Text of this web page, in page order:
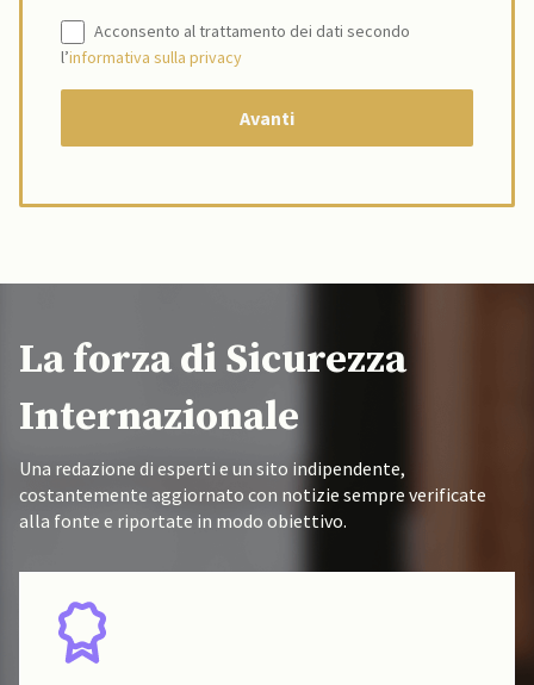
Acconsento al trattamento dei dati secondo
l’informativa sulla privacy
La forza di Sicurezza
Internazionale
Una redazione di esperti e un sito indipendente,
costantemente aggiornato con notizie sempre verificate
alla fonte e riportate in modo obiettivo.